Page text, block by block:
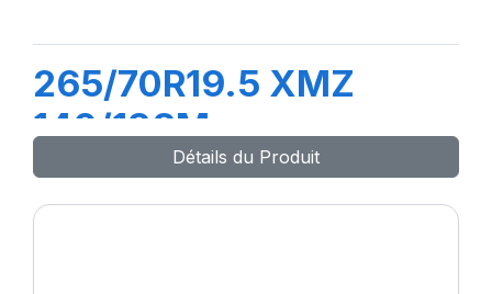
265/70R19.5 XMZ
140/138M
Détails du Produit